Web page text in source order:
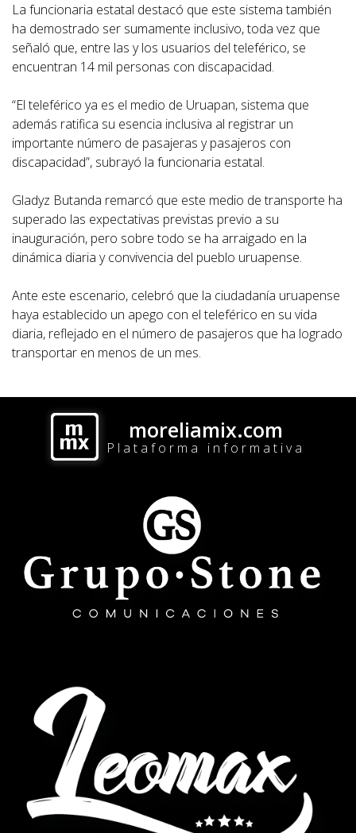
La funcionaria estatal destacó que este sistema también
ha demostrado ser sumamente inclusivo, toda vez que
señaló que, entre las y los usuarios del teleférico, se
encuentran 14 mil personas con discapacidad.
“El teleférico ya es el medio de Uruapan, sistema que
además ratifica su esencia inclusiva al registrar un
importante número de pasajeras y pasajeros con
discapacidad”, subrayó la funcionaria estatal.
Gladyz Butanda remarcó que este medio de transporte ha
superado las expectativas previstas previo a su
inauguración, pero sobre todo se ha arraigado en la
dinámica diaria y convivencia del pueblo uruapense.
Ante este escenario, celebró que la ciudadanía uruapense
haya establecido un apego con el teleférico en su vida
diaria, reflejado en el número de pasajeros que ha logrado
transportar en menos de un mes.
moreliamix.com
Plataforma informativa